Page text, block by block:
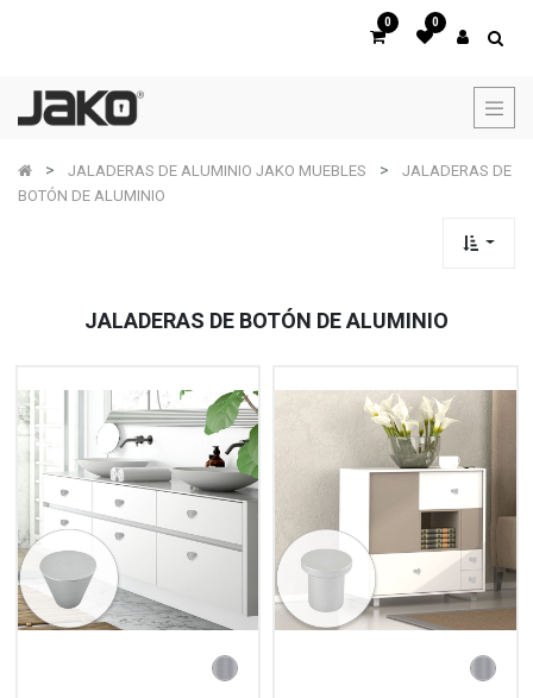
0 0
JALADERAS DE ALUMINIO JAKO MUEBLES
JALADERAS DE
BOTÓN DE ALUMINIO
JALADERAS DE BOTÓN DE ALUMINIO